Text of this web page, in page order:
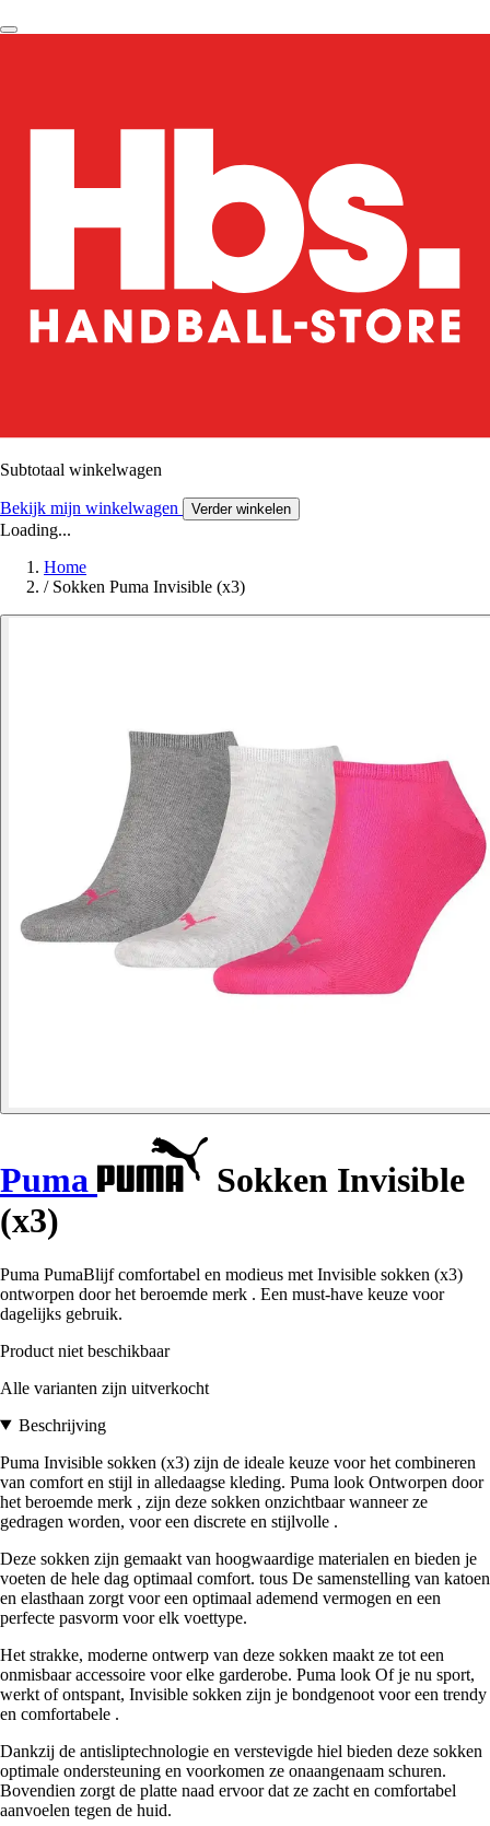
Subtotaal winkelwagen
Bekijk mijn winkelwagen Verder winkelen
Loading...
Home
/ Sokken Puma Invisible (x3)
Puma
Sokken Invisible
(x3)
Puma PumaBlijf comfortabel en modieus met Invisible sokken (x3)
ontworpen door het beroemde merk . Een must-have keuze voor
dagelijks gebruik.
Product niet beschikbaar
Alle varianten zijn uitverkocht
Beschrijving
Puma Invisible sokken (x3) zijn de ideale keuze voor het combineren
van comfort en stijl in alledaagse kleding. Puma look Ontworpen door
het beroemde merk , zijn deze sokken onzichtbaar wanneer ze
gedragen worden, voor een discrete en stijlvolle .
Deze sokken zijn gemaakt van hoogwaardige materialen en bieden je
voeten de hele dag optimaal comfort. tous De samenstelling van katoen
en elasthaan zorgt voor een optimaal ademend vermogen en een
perfecte pasvorm voor elk voettype.
Het strakke, moderne ontwerp van deze sokken maakt ze tot een
onmisbaar accessoire voor elke garderobe. Puma look Of je nu sport,
werkt of ontspant, Invisible sokken zijn je bondgenoot voor een trendy
en comfortabele .
Dankzij de antisliptechnologie en verstevigde hiel bieden deze sokken
optimale ondersteuning en voorkomen ze onaangenaam schuren.
Bovendien zorgt de platte naad ervoor dat ze zacht en comfortabel
aanvoelen tegen de huid.